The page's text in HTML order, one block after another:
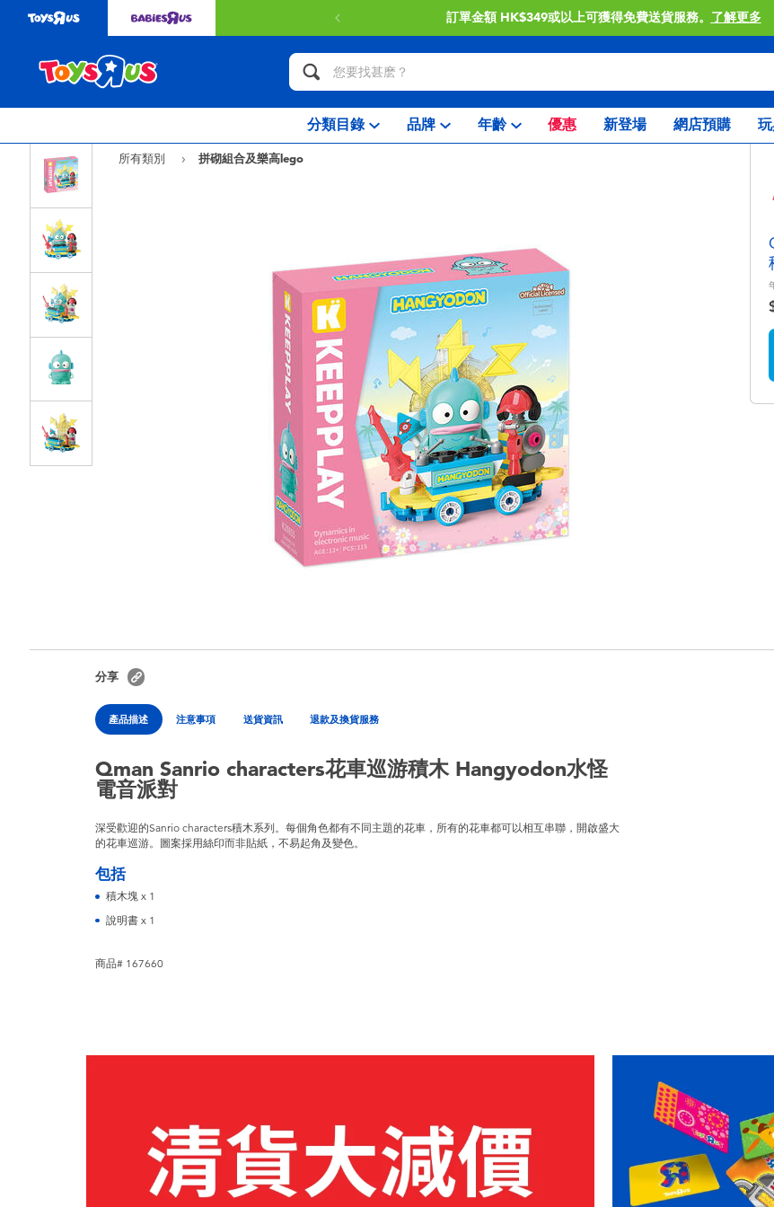
訂單金額 HK$349或以上可獲得免費送貨服務。 了解更多
分類目錄 品牌 年齡 優惠 新登場 網店預購
所有類別 拼砌組合及樂高lego
分享
產品描述 注意事項 送貨資訊 退款及換貨服務
Qman Sanrio characters花車巡游積木 Hangyodon水怪
電音派對
深受歡迎的Sanrio characters積木系列。每個角色都有不同主題的花車，所有的花車都可以相互串聯，開啟盛大
的花車巡游。圖案採用絲印而非貼紙，不易起角及變色。
包括
積木塊 x 1
說明書 x 1
商品# 167660